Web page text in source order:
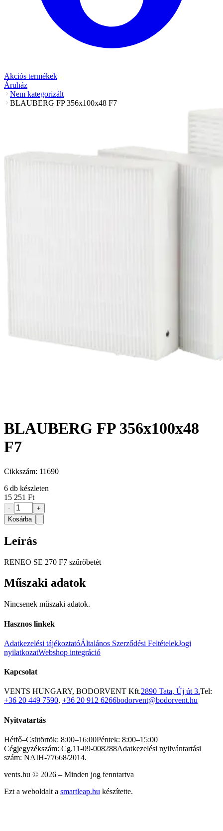
Akciós termékek
Áruház
Nem kategorizált
BLAUBERG FP 356x100x48 F7
BLAUBERG FP 356x100x48
F7
Cikkszám: 11690
6 db készleten
15 251 Ft
-
+
Kosárba
Leírás
RENEO SE 270 F7 szűrőbetét
Műszaki adatok
Nincsenek műszaki adatok.
Hasznos linkek
Adatkezelési tájékoztatóÁltalános Szerződési FeltételekJogi
nyilatkozatWebshop integráció
Kapcsolat
VENTS HUNGARY, BODORVENT Kft.2890 Tata, Új út 3.Tel:
+36 20 449 7590, +36 20 912 6266bodorvent@bodorvent.hu
Nyitvatartás
Hétfő–Csütörtök: 8:00–16:00Péntek: 8:00–15:00
Cégjegyzékszám: Cg.11-09-008288Adatkezelési nyilvántartási
szám: NAIH-77668/2014.
vents.hu © 2026 – Minden jog fenntartva
Ezt a weboldalt a smartleap.hu készítette.